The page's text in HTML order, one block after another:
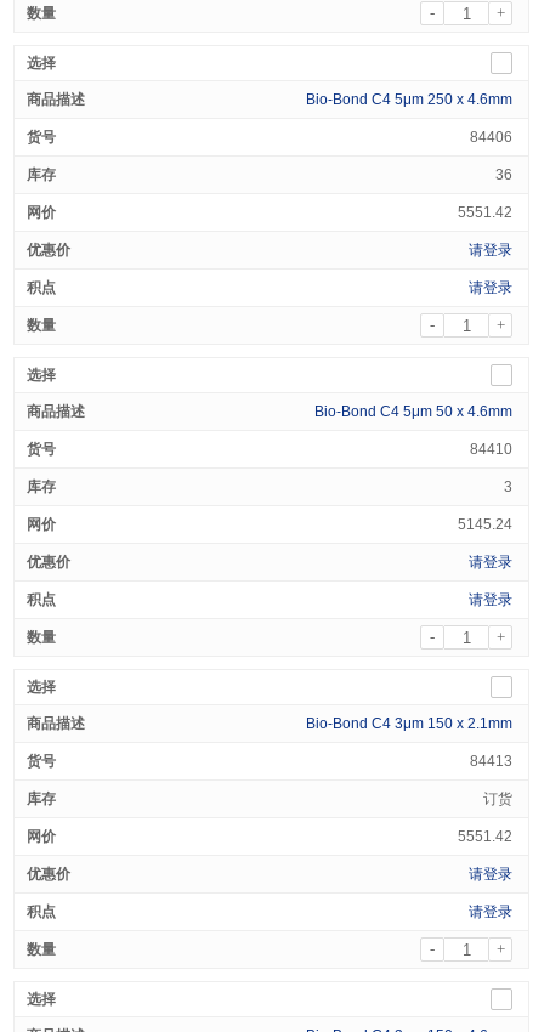
- +
Bio-Bond C4 5μm 250 x 4.6mm
84406
36
5551.42
请登录
请登录
- +
Bio-Bond C4 5μm 50 x 4.6mm
84410
3
5145.24
请登录
请登录
- +
Bio-Bond C4 3μm 150 x 2.1mm
84413
订货
5551.42
请登录
请登录
- +